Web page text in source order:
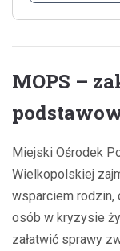
MOPS –
Miejski Ośrodek
Wielkopolskiej
wsparciem rodzin,
osób w kryzysie
załatwić sprawy